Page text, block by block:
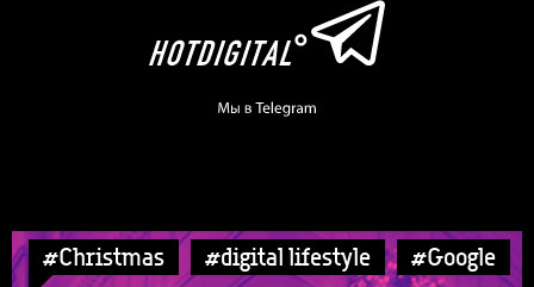
#Christmas #digital lifestyle
#Google